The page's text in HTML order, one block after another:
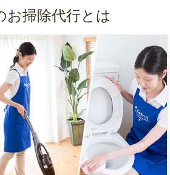
お掃除代行とは